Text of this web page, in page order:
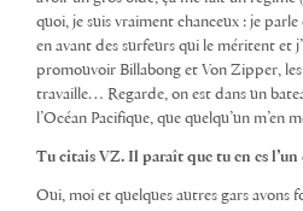
quoi, je suis vraiment chanceux : je parle
en avant des surfeurs qui le méritent et
promouvoir Billabong et Von Zipper, les
travaille… Regarde, on est dans un
l’Océan Pacifique, que quelqu’un m’en
Tu citais VZ. Il paraît que tu en es
Oui, moi et quelques autres gars avons